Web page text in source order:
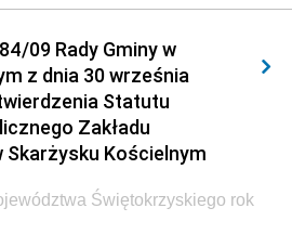
Spraw Wewnętrznych i
Transportu
Budownictwa
Nauki i Szkolnictwa
09 Rady Gminy w
z dnia 30 września
Statutu
Zakładu
Skarżysku Kościelnym
Świętokrzyskiego rok